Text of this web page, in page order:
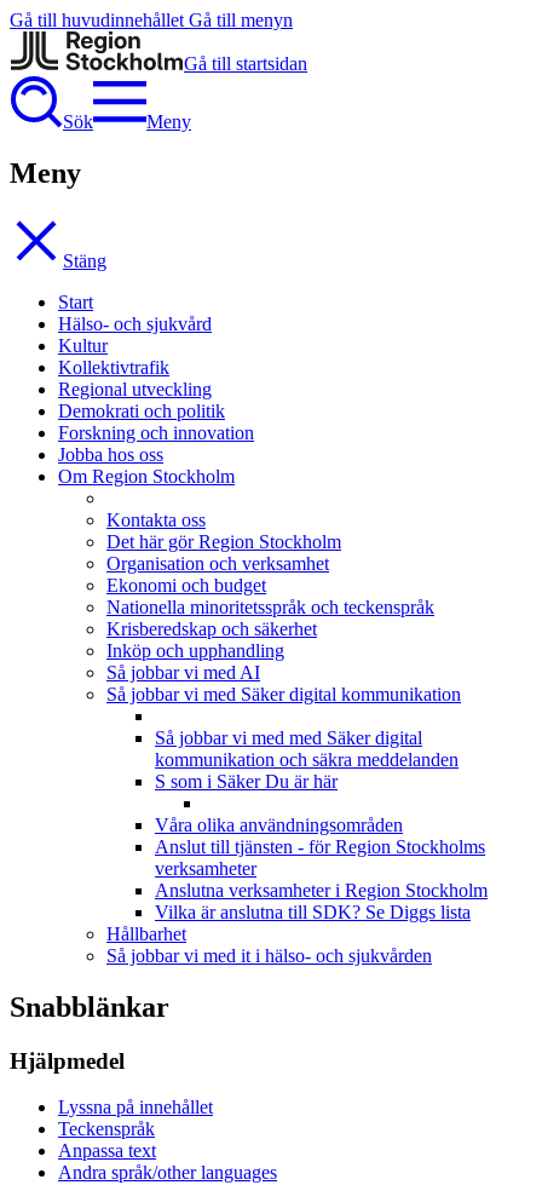
Gå till huvudinnehållet Gå till menyn
Gå till startsidan
Sök Meny
Meny
Stäng
Start
Hälso- och sjukvård
Kultur
Kollektivtrafik
Regional utveckling
Demokrati och politik
Forskning och innovation
Jobba hos oss
Om Region Stockholm
Kontakta oss
Det här gör Region Stockholm
Organisation och verksamhet
Ekonomi och budget
Nationella minoritetsspråk och teckenspråk
Krisberedskap och säkerhet
Inköp och upphandling
Så jobbar vi med AI
Så jobbar vi med Säker digital kommunikation
Så jobbar vi med med Säker digital
kommunikation och säkra meddelanden
S som i Säker Du är här
Våra olika användningsområden
Anslut till tjänsten - för Region Stockholms
verksamheter
Anslutna verksamheter i Region Stockholm
Vilka är anslutna till SDK? Se Diggs lista
Hållbarhet
Så jobbar vi med it i hälso- och sjukvården
Snabblänkar
Hjälpmedel
Lyssna på innehållet
Teckenspråk
Anpassa text
Andra språk/other languages